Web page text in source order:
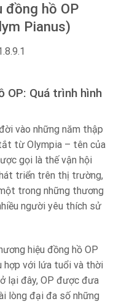
hồ OP
Pianus)
OP: Quá trình hình
vào những năm thập
từ Olympia – tên của
gọi là thế vận hội
triển trên thị trường,
trong những thương
người yêu thích sử
hiệu đồng hồ OP
hợp với lứa tuổi và thời
lại đây, OP được đưa
lòng đại đa số những